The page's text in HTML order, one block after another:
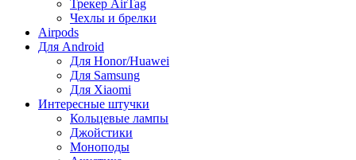
Трекер AirTag
Чехлы и брелки
Airpods
Для Android
Для Honor/Huawei
Для Samsung
Для Xiaomi
Интересные штучки
Кольцевые лампы
Джойстики
Моноподы